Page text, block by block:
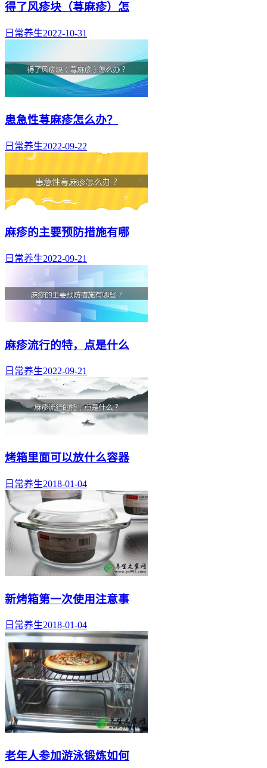
得了风疹块（荨麻疹）怎
日常养生2022-10-31
患急性荨麻疹怎么办？
日常养生2022-09-22
麻疹的主要预防措施有哪
日常养生2022-09-21
麻疹流行的特，点是什么
日常养生2022-09-21
烤箱里面可以放什么容器
日常养生2018-01-04
新烤箱第一次使用注意事
日常养生2018-01-04
老年人参加游泳锻炼如何